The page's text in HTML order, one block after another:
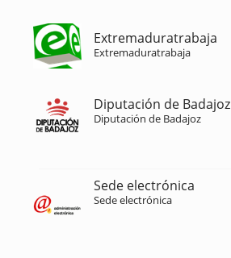
Extremaduratrabaja
Extremaduratrabaja
Diputación de Badajoz
Diputación de Badajoz
Sede electrónica
Sede electrónica